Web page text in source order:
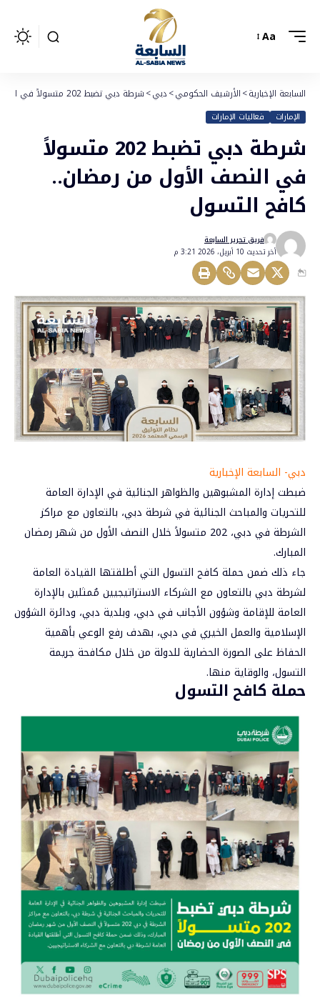
Aa
السابعة الإخبارية>الأرشيف الحكومي>دبي>شرطة دبي تضبط 202 متسولاً في النصف الأول من رمضان.. كافح التسول
الإمارات فعاليات الإمارات
شرطة دبي تضبط 202 متسولاً
في النصف الأول من رمضان..
كافح التسول
أخر تحديث 10 أبريل، 2026 3:21 م
فريق تحرير السابعة
دبي- السابعة الإخبارية
ضبطت إدارة المشبوهين والظواهر الجنائية في الإدارة العامة
للتحريات والمباحث الجنائية في شرطة دبي، بالتعاون مع مراكز
الشرطة في دبي، 202 متسولاً خلال النصف الأول من شهر رمضان
المبارك.
جاء ذلك ضمن حملة كافح التسول التي أطلقتها القيادة العامة
لشرطة دبي بالتعاون مع الشركاء الاستراتيجيين مُمثلين بالإدارة
العامة للإقامة وشؤون الأجانب في دبي، وبلدية دبي، ودائرة الشؤون
الإسلامية والعمل الخيري في دبي، بهدف رفع الوعي بأهمية
الحفاظ على الصورة الحضارية للدولة من خلال مكافحة جريمة
التسول، والوقاية منها.
حملة كافح التسول